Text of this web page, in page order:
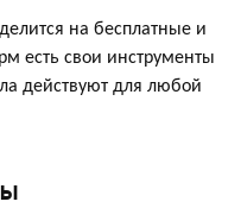
на бесплатные и
есть свои инструменты
действуют для любой